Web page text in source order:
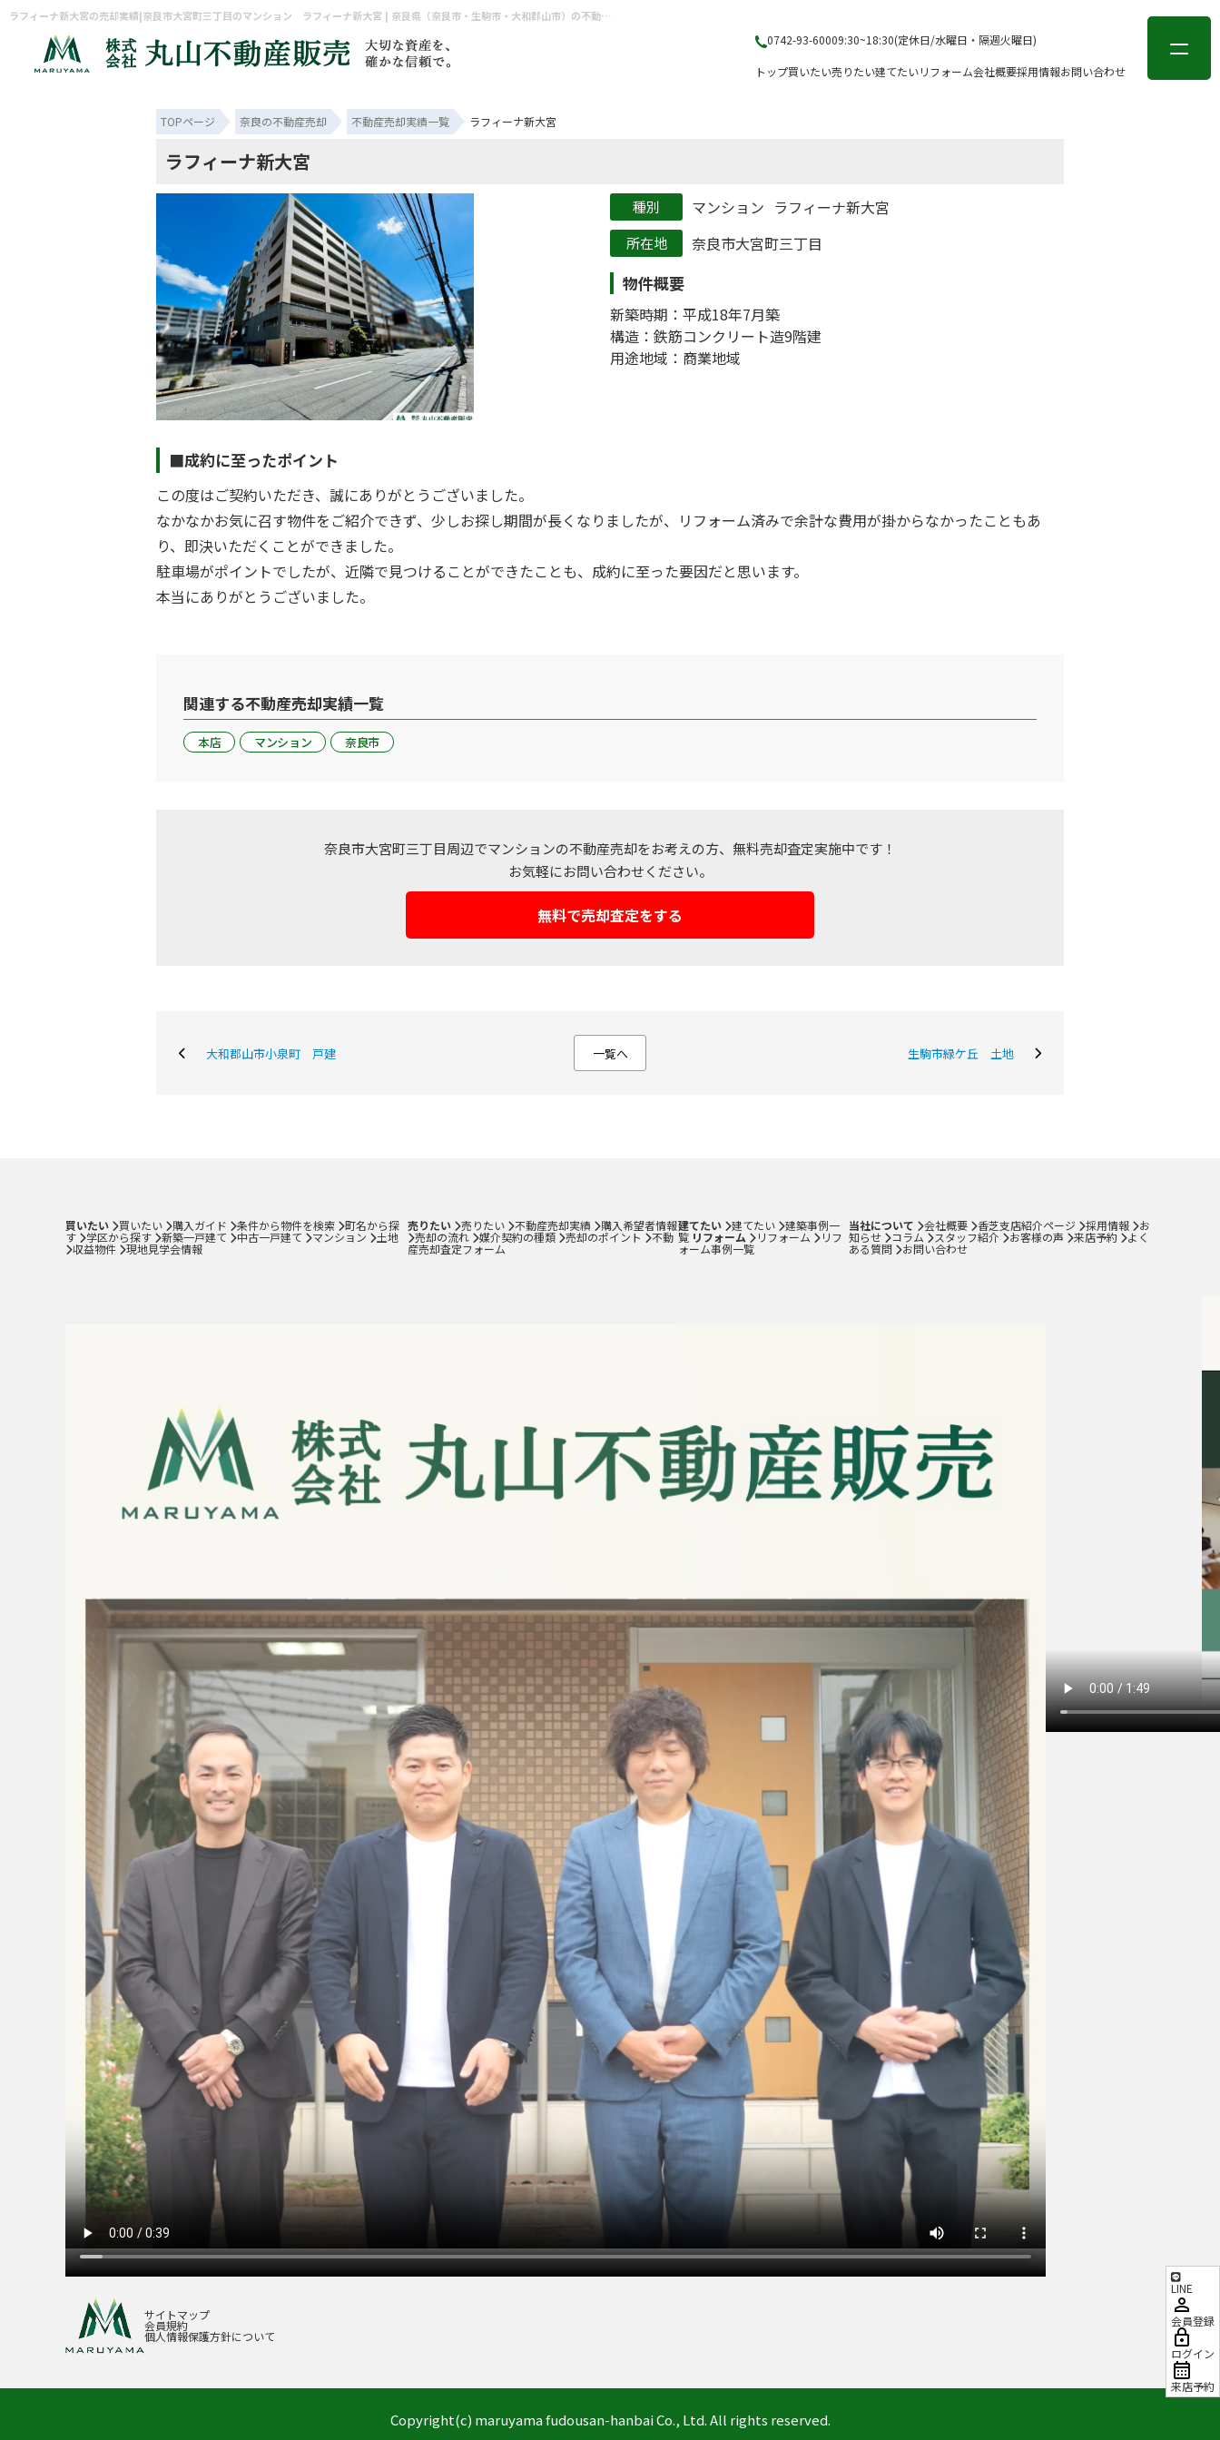
ラフィーナ新大宮の売却実績|奈良市大宮町三丁目のマンション ラフィーナ新大宮 | 奈良県（奈良市・生駒市・大和郡山市）の不動産売却・購入のことなら株式会社丸山不動産販売
0742-93-60009:30~18:30(定休日/水曜日・隔週火曜日)
トップ買いたい売りたい建てたいリフォーム会社概要採用情報お問い合わせ
会員登録 ログイン
中古一戸建て
不動産売却査定フォーム
建てたい・リフォーム
お客様の声
TOPページ 奈良の不動産売却 不動産売却実績一覧 ラフィーナ新大宮
ラフィーナ新大宮
マンション ラフィーナ新大宮
奈良市大宮町三丁目
物件概要
新築時期：平成18年7月築
構造：鉄筋コンクリート造9階建
用途地域：商業地域
■成約に至ったポイント
この度はご契約いただき、誠にありがとうございました。
なかなかお気に召す物件をご紹介できず、少しお探し期間が長くなりましたが、リフォーム済みで余計な費用が掛からなかったこともあ
り、即決いただくことができました。
駐車場がポイントでしたが、近隣で見つけることができたことも、成約に至った要因だと思います。
本当にありがとうございました。
関連する不動産売却実績一覧
本店 マンション 奈良市
奈良市大宮町三丁目周辺でマンションの不動産売却をお考えの方、 無料売却査定実施中です！
お気軽にお問い合わせください。
無料で売却査定をする
大和郡山市小泉町 戸建 一覧へ 生駒市緑ケ丘 土地
買いたい 買いたい 購入ガイド 条件から物件を検索 町名から探
す 学区から探す 新築一戸建て 中古一戸建て マンション 土地
収益物件 現地見学会情報
売りたい 売りたい 不動産売却実績 購入希望者情報
売却の流れ 媒介契約の種類 売却のポイント 不動
産売却査定フォーム
建てたい 建てたい 建築事例一
覧 リフォーム リフォーム リフ
ォーム事例一覧
当社について 会社概要 香芝支店紹介ページ 採用情報 お
知らせ コラム スタッフ紹介 お客様の声 来店予約 よく
ある質問 お問い合わせ
サイトマップ
会員規約
個人情報保護方針について
Copyright(c) maruyama fudousan-hanbai Co., Ltd. All rights reserved.
LINE
会員登録
ログイン
来店予約